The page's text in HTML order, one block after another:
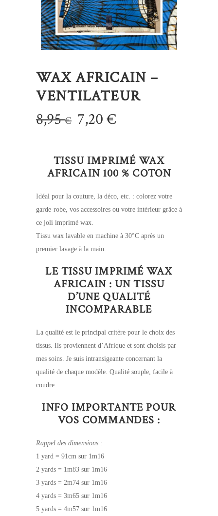
WAX AFRICAIN –
VENTILATEUR
8,95€ Le
était :
8,95 €.
7,20€Le
actuel
est :
7,20 €.
TISSU IMPRIMÉ WAX
AFRICAIN 100 % COTON
Idéal pour la couture, la déco, etc. : colorez votre
garde-robe, vos accessoires ou votre intérieur grâce à
ce joli imprimé wax.
Tissu wax lavable en machine à 30°C après un
premier lavage à la main.
LE TISSU IMPRIMÉ WAX
AFRICAIN : UN TISSU
D’UNE QUALITÉ
INCOMPARABLE
La qualité est le principal critère pour le choix des
tissus. Ils proviennent d’Afrique et sont choisis par
mes soins. Je suis intransigeante concernant la
qualité de chaque modèle. Qualité souple, facile à
coudre.
INFO IMPORTANTE POUR
VOS COMMANDES :
Rappel des dimensions :
1 yard = 91cm sur 1m16
2 yards = 1m83 sur 1m16
3 yards = 2m74 sur 1m16
4 yards = 3m65 sur 1m16
5 yards = 4m57 sur 1m16